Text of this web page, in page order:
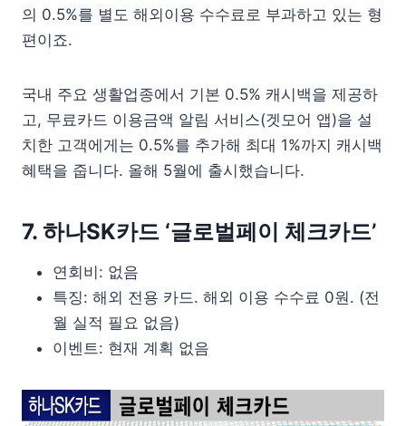
의 0.5%를 별도 해외이용 수수료로 부과하고 있는 형
편이죠.
국내 주요 생활업종에서 기본 0.5% 캐시백을 제공하
고, 무료카드 이용금액 알림 서비스(겟모어 앱)을 설
치한 고객에게는 0.5%를 추가해 최대 1%까지 캐시백
혜택을 줍니다. 올해 5월에 출시했습니다.
7. 하나SK카드 ‘글로벌페이 체크카드’
연회비: 없음
특징: 해외 전용 카드. 해외 이용 수수료 0원. (전
월 실적 필요 없음)
이벤트: 현재 계획 없음